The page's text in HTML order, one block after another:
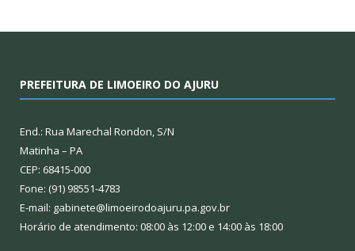
PREFEITURA DE LIMOEIRO DO AJURU
End.: Rua Marechal Rondon, S/N
Matinha – PA
CEP: 68415-000
Fone: (91) 98551-4783
E-mail: gabinete@limoeirodoajuru.pa.gov.br
Horário de atendimento: 08:00 às 12:00 e 14:00 às 18:00